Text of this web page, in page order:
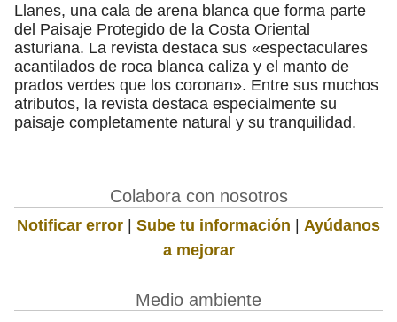
Llanes, una cala de arena blanca que forma parte
del Paisaje Protegido de la Costa Oriental
asturiana. La revista destaca sus «espectaculares
acantilados de roca blanca caliza y el manto de
prados verdes que los coronan». Entre sus muchos
atributos, la revista destaca especialmente su
paisaje completamente natural y su tranquilidad.
Colabora con nosotros
Notificar error | Sube tu información | Ayúdanos
a mejorar
Medio ambiente